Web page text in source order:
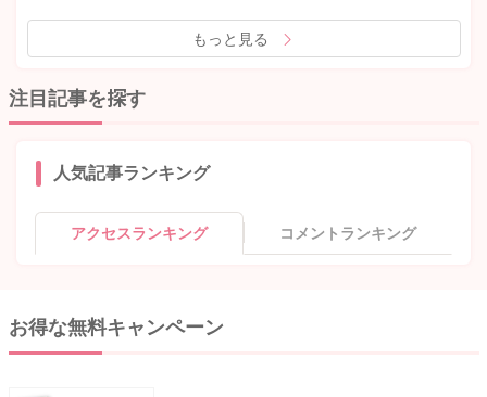
もっと見る
注目記事を探す
人気記事ランキング
アクセスランキング コメントランキング
お得な無料キャンペーン